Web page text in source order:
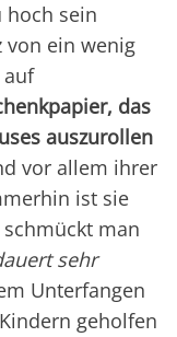
hoch sein
von ein wenig
auf
das
auszurollen
vor allem ihrer
ist sie
man
sehr
Unterfangen
geholfen